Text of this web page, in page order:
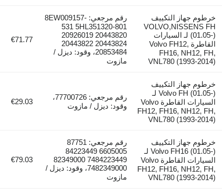
جهاز التكييف
VOLVO,NISSENS
(01.05-) لـ السيارات
القاطرة Volvo FH12,
FH16, NH12,
VNL780 (1993-
رقم مرجعي: 8EW009157-
531 5HL351320-801
20926019 20443820
20443822 20443824
20853484، وقود: ديزل /
مازوت
€71.77
جهاز التكييف
Volvo FH (01.05-) لـ
السيارات القاطرة Volvo
FH12, FH16, NH12,
VNL780 (1993-
رقم مرجعي: 77700726،
وقود: ديزل / مازوت
€29.03
جهاز التكييف
Volvo FH16 (01.05-) لـ
السيارات القاطرة Volvo
FH12, FH16, NH12,
VNL780 (1993-
رقم مرجعي: 87751
6605005 84223449
7484223449 82349000
7482349000، وقود: ديزل /
مازوت
€79.03